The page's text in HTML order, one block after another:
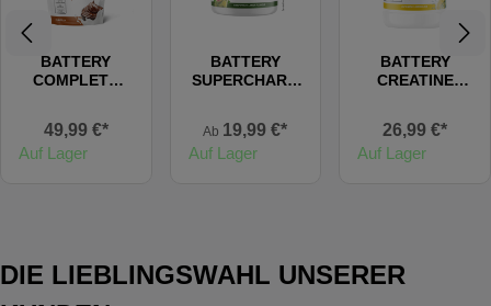
BATTERY
COMPLETE
49,99 €*
Auf Lager
BATTERY
SUPERCHARG
Ab 19,99 €*
Auf Lager
BATTERY
CREATINE
26,99 €*
Auf Lager
DIE LIEBLINGSWAHL UNSERER